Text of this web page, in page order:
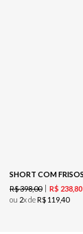
R$398,00 R$ 23880
ou 2x deR$ 11940